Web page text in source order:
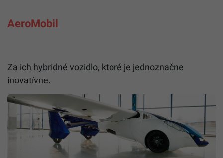
AeroMobil
Za ich hybridné vozidlo, ktoré je jednoznačne
inovatívne.